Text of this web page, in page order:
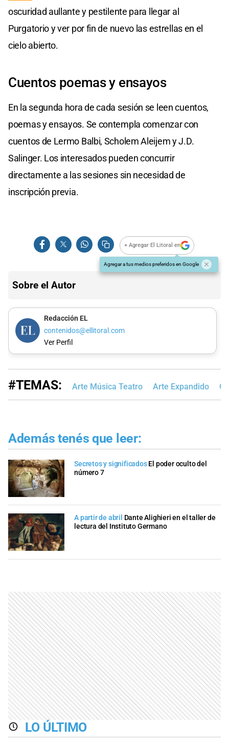
oscuridad aullante y pestilente para llegar al
Purgatorio y ver por fin de nuevo las estrellas en el
cielo abierto.
Cuentos poemas y ensayos
En la segunda hora de cada sesión se leen cuentos,
poemas y ensayos. Se contempla comenzar con
cuentos de Lermo Balbi, Scholem Aleijem y J.D.
Salinger. Los interesados pueden concurrir
directamente a las sesiones sin necesidad de
inscripción previa.
+ Agregar El Litoral en
Agregar a tus medios preferidos en Google
Sobre el Autor
Redacción EL
contenidos@ellitoral.com
Ver Perfil
#TEMAS: Arte Música Teatro Arte Expandido
Además tenés que leer:
Secretos y significados El poder oculto del
número 7
A partir de abril Dante Alighieri en el taller de
lectura del Instituto Germano
LO ÚLTIMO